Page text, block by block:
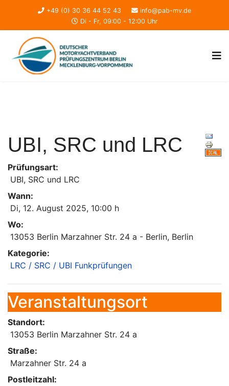
+49 (0) 30 36 44 52 43
info@pab-mv.de
Di - Fr, 09:00 - 12:00 Uhr
UBI, SRC und LRC
Prüfungsart:
UBI, SRC und LRC
Wann:
Di, 12. August 2025, 10:00 h
Wo:
13053 Berlin Marzahner Str. 24 a - Berlin, Berlin
Kategorie:
LRC / SRC / UBI Funkprüfungen
Veranstaltungsort
Standort:
13053 Berlin Marzahner Str. 24 a
Straße:
Marzahner Str. 24 a
Postleitzahl: